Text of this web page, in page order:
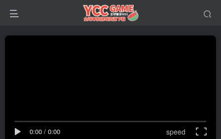
0:00 / 0:00 speed